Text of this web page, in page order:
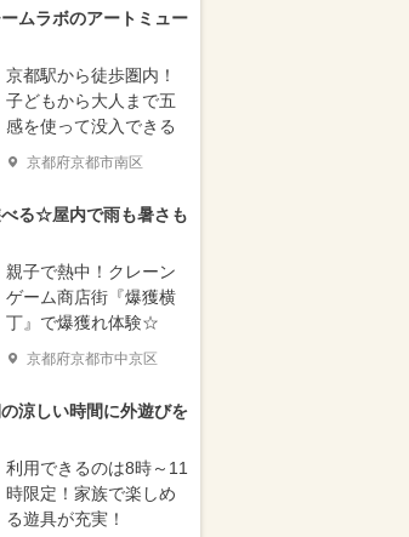
ムラボのアートミュー
京都駅から徒歩圏内！
子どもから大人まで五
感を使って没入できる
京都府京都市南区
る☆屋内で雨も暑さも
親子で熱中！クレーン
ゲーム商店街『爆獲横
丁』で爆獲れ体験☆
京都府京都市中京区
涼しい時間に外遊びを
利用できるのは8時～11
時限定！家族で楽しめ
る遊具が充実！